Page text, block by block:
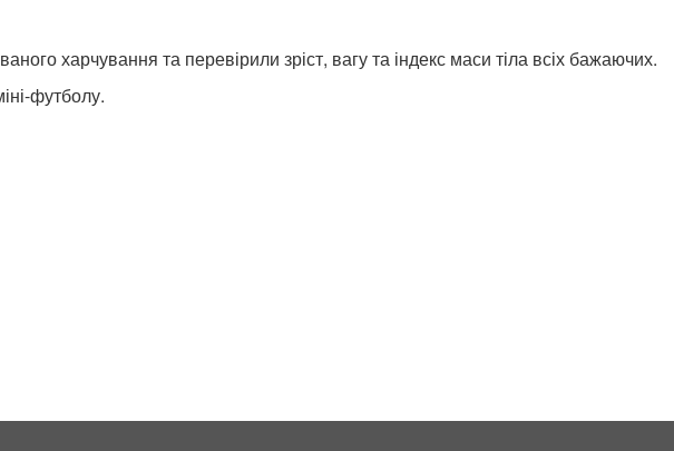
харчування та перевірили зріст, вагу та індекс маси тіла всіх бажаючих.
футболу.